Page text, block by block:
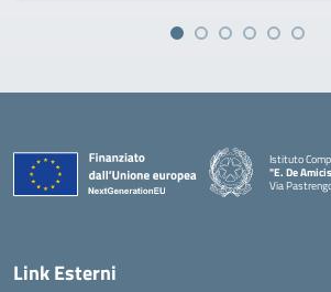
Istituto
"E. De
Via
Link Esterni